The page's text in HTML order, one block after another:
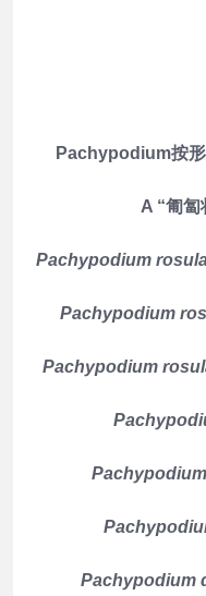
Pachypodium按形
A “匍匐
Pachypodium
Pachypodium
Pachypodium
Pachypodium